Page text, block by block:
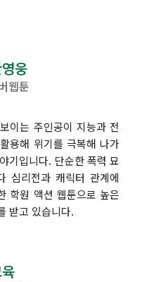
웅
웹툰
이는 주인공이 지능과 전
용해 위기를 극복해 나가
기입니다. 단순한 폭력 묘
심리전과 캐릭터 관계에
학원 액션 웹툰으로 높은
받고 있습니다.